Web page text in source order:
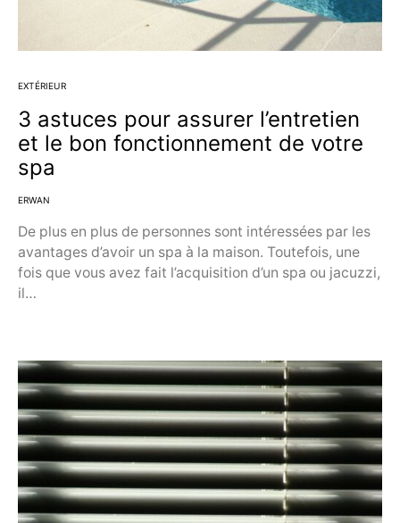
EXTÉRIEUR
3 astuces pour assurer l’entretien
et le bon fonctionnement de votre
spa
ERWAN
De plus en plus de personnes sont intéressées par les
avantages d’avoir un spa à la maison. Toutefois, une
fois que vous avez fait l’acquisition d’un spa ou jacuzzi,
il…